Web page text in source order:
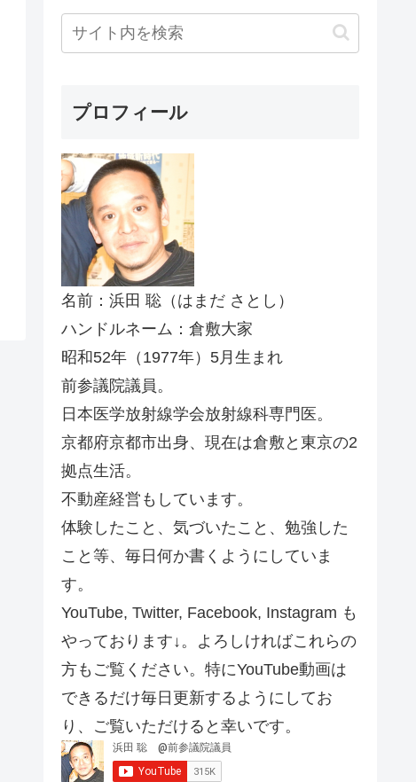
プロフィール
名前：浜田 聡（はまだ さとし）
ハンドルネーム：倉敷大家
昭和52年（1977年）5月生まれ
前参議院議員。
日本医学放射線学会放射線科専門医。
京都府京都市出身、現在は倉敷と東京の2
拠点生活。
不動産経営もしています。
体験したこと、気づいたこと、勉強した
こと等、毎日何か書くようにしていま
す。
YouTube, Twitter, Facebook, Instagram も
やっております↓。よろしければこれらの
方もご覧ください。特にYouTube動画は
できるだけ毎日更新するようにしてお
り、ご覧いただけると幸いです。